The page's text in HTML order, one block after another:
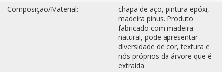
Composição/Material:
chapa de aço, pintura epóxi,
madeira pinus. Produto
fabricado com madeira
natural, pode apresentar
diversidade de cor, textura e
nós próprios da árvore que é
extraída.